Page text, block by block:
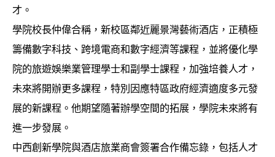
才。
學院校長仲偉合稱，新校區鄰近麗景灣藝術酒店，正積極
籌備數字科技、跨境電商和數字經濟等課程，並將優化學
院的旅遊娛樂業管理學士和副學士課程，加強培養人才，
未來將開辦更多課程，特別因應特區政府經濟適度多元發
展的新課程。他期望隨著辦學空間的拓展，學院未來將有
進一步發展。
中西創新學院與酒店旅業商會簽署合作備忘錄，包括人才